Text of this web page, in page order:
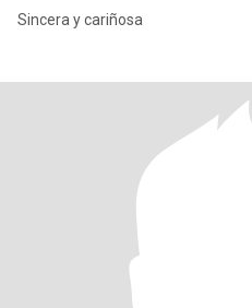
Sincera y cariñosa